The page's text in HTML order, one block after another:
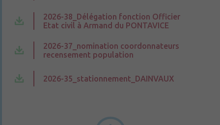
2026-38_Délégation fonction Officier
Etat civil à Armand du PONTAVICE
2026-37_nomination coordonnateurs
recensement population
2026-35_stationnement_DAINVAUX